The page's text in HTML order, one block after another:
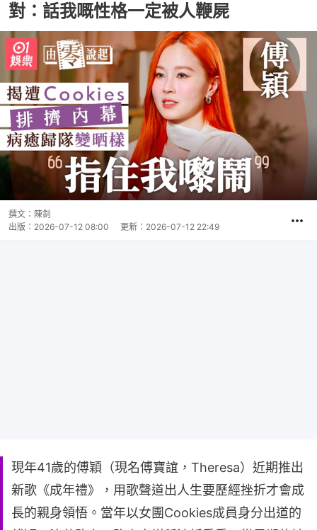
對：話我嘅性格一定被人鞭屍
撰文： 陳釗
出版： 2026-07-12 08:00 更新： 2026-07-12 22:49
現年41歲的傅穎（現名傅寶誼，Theresa）近期推出
新歌《成年禮》，用歌聲道出人生要歷經挫折才會成
長的親身領悟。當年以女團Cookies成員身分出道的